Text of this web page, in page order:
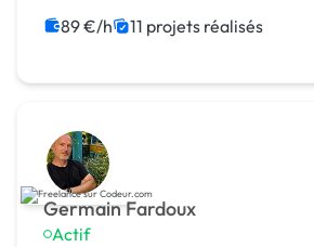
89 €/h 11 projets réalisés
Germain Fardoux
Actif